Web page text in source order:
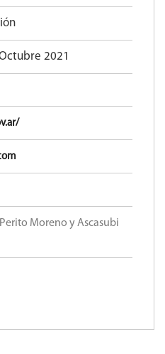
2021
Moreno y Ascasubi